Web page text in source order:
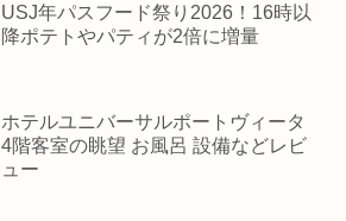
USJ年パスフード祭り2026！16時以
降ポテトやパティが2倍に増量
ホテルユニバーサルポートヴィータ
4階客室の眺望 お風呂 設備などレビ
ュー